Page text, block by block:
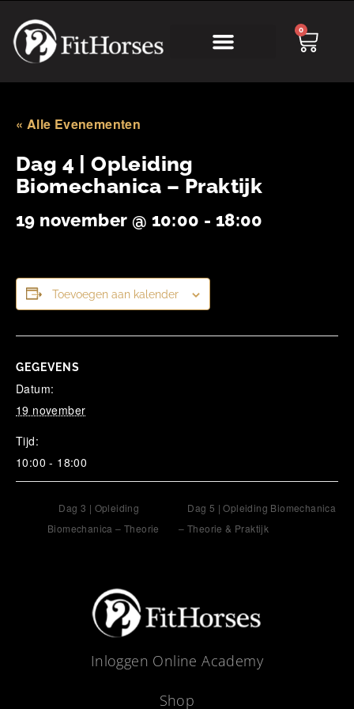
0
« Alle Evenementen
Dag 4 | Opleiding
Biomechanica – Praktijk
19 november @ 10:00 - 18:00
Toevoegen aan kalender
GEGEVENS
Datum:
19 november
Tijd:
10:00 - 18:00
Dag 3 | Opleiding
Biomechanica – Theorie
Dag 5 | Opleiding Biomechanica
– Theorie & Praktijk
Inloggen Online Academy
Shop